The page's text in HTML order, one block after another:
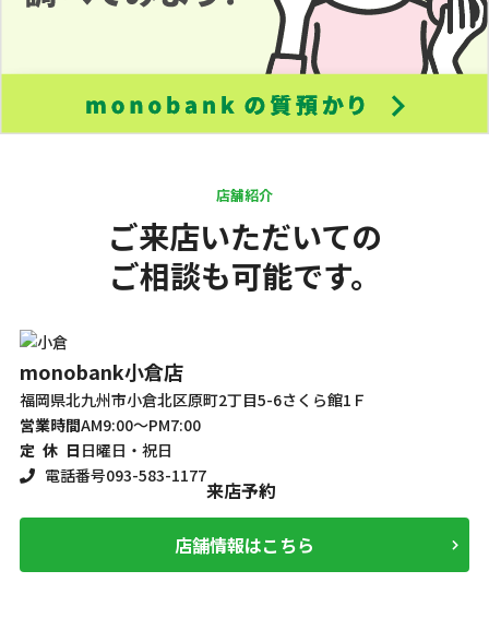
店舗紹介
ご来店いただいての
ご相談も可能です。
monobank小倉店
福岡県北九州市小倉北区原町2丁目5-6さくら館1Ｆ
営業時間AM9:00～PM7:00
定 休 日 日曜日・祝日
電話番号093-583-1177
来店予約
店舗情報はこちら